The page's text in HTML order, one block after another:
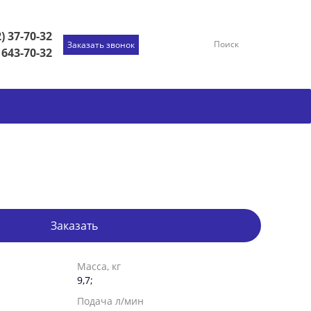
37-70-32
70-32
Заказать звонок Поиск
Заказать
Масса, кг
9,7;
Подача л/мин